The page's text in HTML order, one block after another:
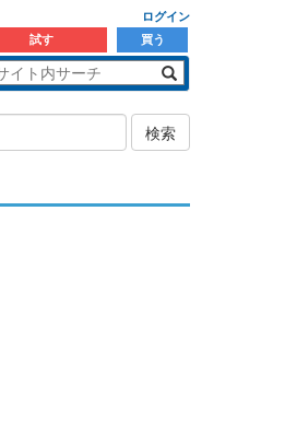
ログイン
試す 買う
検索